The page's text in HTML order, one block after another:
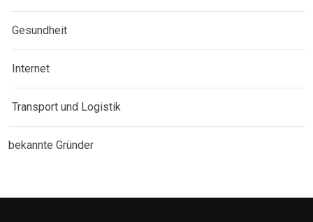
Gesundheit
Internet
Transport und Logistik
bekannte Gründer